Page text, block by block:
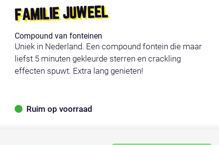
FAMILIE JUWEEL
Compound van fonteinen
Uniek in Nederland. Een compound fontein die maar
liefst 5 minuten gekleurde sterren en crackling
effecten spuwt. Extra lang genieten!
Ruim op voorraad